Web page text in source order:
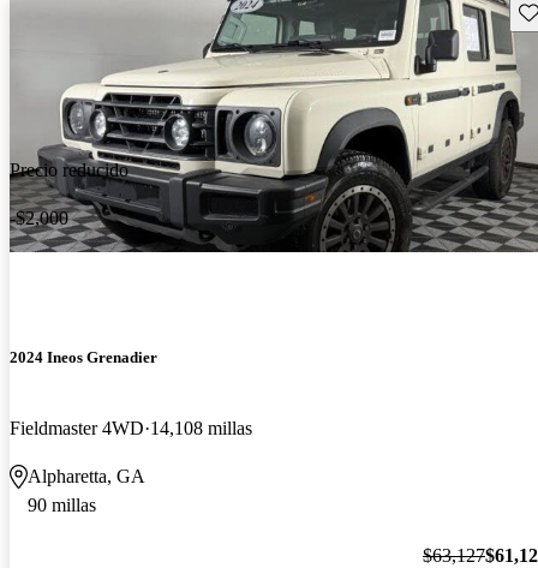
Precio reducido
-$2,000
2024 Ineos Grenadier
Fieldmaster 4WD 14,108 millas
Alpharetta, GA
90 millas
$63,127